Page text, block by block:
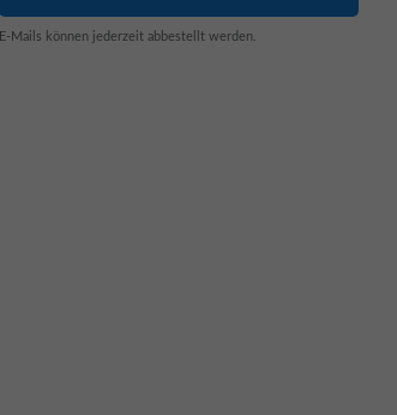
E-Mails können jederzeit abbestellt werden.